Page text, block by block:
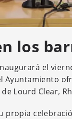
los
el
Ayuntamiento
Lourd Clear,
propia